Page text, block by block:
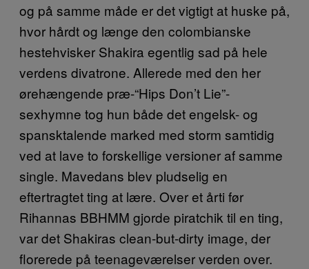
og på samme måde er det vigtigt at huske på,
hvor hårdt og længe den colombianske
hestehvisker Shakira egentlig sad på hele
verdens divatrone. Allerede med den her
ørehængende præ-“Hips Don’t Lie”-
sexhymne tog hun både det engelsk- og
spansktalende marked med storm samtidig
ved at lave to forskellige versioner af samme
single. Mavedans blev pludselig en
eftertragtet ting at lære. Over et årti før
Rihannas BBHMM gjorde piratchik til en ting,
var det Shakiras clean-but-dirty image, der
florerede på teenageværelser verden over.